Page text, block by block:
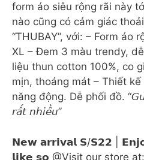
form áo siêu rộng rãi này
nào cũng có cảm giác
“THUBAY”, với: – Form áo
XL – Đem 3 màu trendy,
liệu thun cotton 100%, co
mịn, thoáng mát – Thiết
năng động. Dễ phối đồ.
𝘳𝘢̂́𝘵 𝘯𝘩𝘪𝘦̂̀𝘶”
𝗡𝗲𝘄 𝗮𝗿𝗿𝗶𝘃𝗮𝗹 𝗦/𝗦𝟮𝟮 |
𝗹𝗶𝗸𝗲 𝘀𝗼 @Visit our store